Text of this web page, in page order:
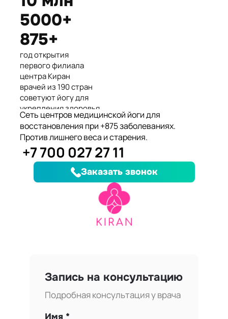
Международные призеры 2-го
Азиатского Чемпионата по
йогасана спорт и единственные
представители Казахстана.
5000+
875+
год открытия
первого филиала
центра Киран
врачей из 190 стран
советуют йогу для
укрепления здоровья
клиентов улучшили
здоровье и
качество жизни
заболеваний, при
которых йога
дополняет лечение
Сеть центров медицинской йоги для
восстановления при +875 заболеваниях.
Против лишнего веса и старения.
+7 700 027 27 11
Заказать звонок
Запись на консультацию
Подробная консультация у врача
Имя